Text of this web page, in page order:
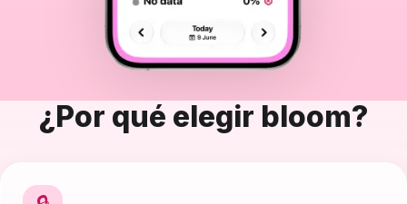
¿Por qué elegir bloom?